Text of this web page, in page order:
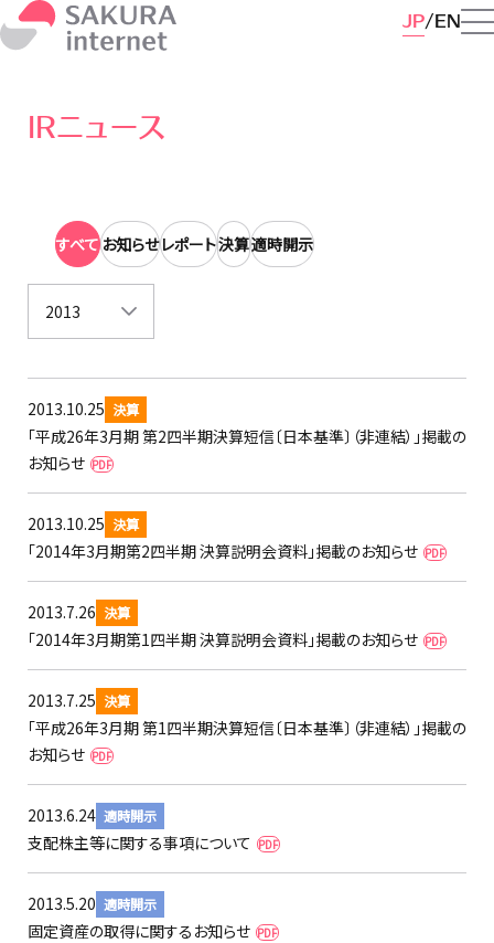
JP EN
IRニュース
すべてお知らせレポート決算適時開示
2013
2013.10.25 決算
「平成26年3月期 第2四半期決算短信〔日本基準〕（非連結）」掲載の
お知らせ PDF
2013.10.25 決算
「2014年3月期第2四半期 決算説明会資料」掲載のお知らせ PDF
2013.7.26 決算
「2014年3月期第1四半期 決算説明会資料」掲載のお知らせ PDF
2013.7.25 決算
「平成26年3月期 第1四半期決算短信〔日本基準〕（非連結）」掲載の
お知らせ PDF
2013.6.24 適時開示
支配株主等に関する事項について PDF
2013.5.20 適時開示
固定資産の取得に関するお知らせ PDF